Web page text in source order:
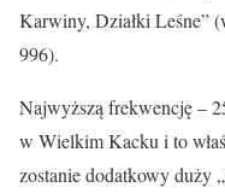
Karwiny, Działki Leśne”
996).
Najwyższą frekwencję –
w Wielkim Kacku i to
zostanie dodatkowy duży